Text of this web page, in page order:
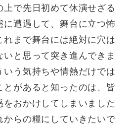
上で先日初めて休演せざる
に遭遇して、舞台に立つ怖
れまで舞台には絶対に穴は
と思って突き進んできま
いう気持ちや情熱だけでは
とがあると知ったのは、皆
おかけしてしまいました
からの糧にしていきたいで